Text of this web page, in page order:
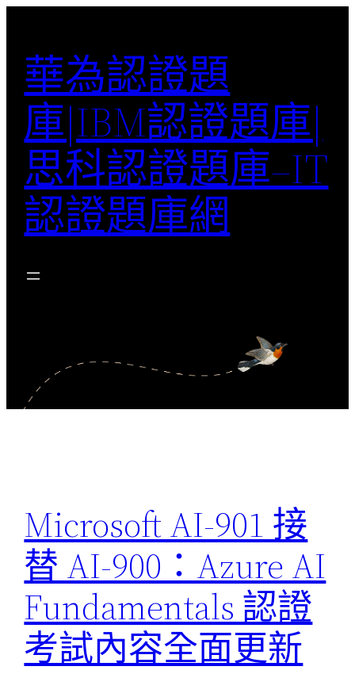
華為認證題
庫|IBM認證題庫|
思科認證題庫–IT
認證題庫網
Microsoft AI-901 接
替 AI-900：Azure AI
Fundamentals 認證
考試內容全面更新